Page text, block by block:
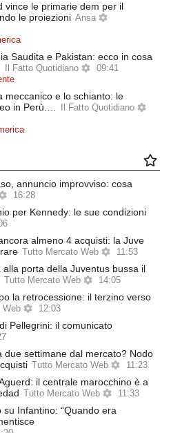
vince le primarie dem per il
le proiezioni Ansa
Saudita e Pakistan: ecco in cosa
Il Fatto Quotidiano
09:41
meccanico e lo schianto: le
in Perù.…
Il Fatto Quotidiano
annuncio improvviso: cosa
16:28
per Kennedy: le sue condizioni
almeno 4 acquisti: la Juve
Tutto Mercato Web 11:53
porta della Juventus bussa il
Tutto Mercato Web 14:05
la retrocessione: il terzino verso
Web 12:03
Pellegrini: il comunicato
due settimane dal mercato? Nodo
Tutto Mercato Web 11:23
il centrale marocchino è a
Tutto Mercato Web 11:33
Infantino: “Quando era